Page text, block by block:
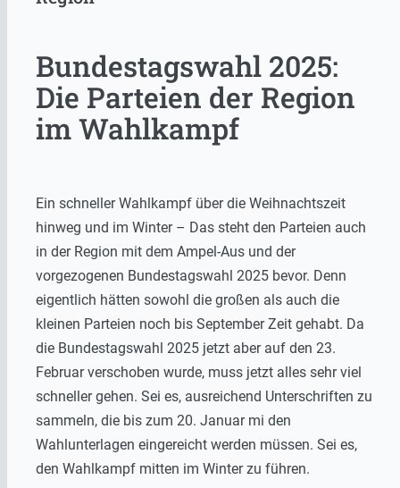
Bundestagswahl 2025:
Die Parteien der Region
im Wahlkampf
Ein schneller Wahlkampf über die Weihnachtszeit
hinweg und im Winter – Das steht den Parteien auch
in der Region mit dem Ampel-Aus und der
vorgezogenen Bundestagswahl 2025 bevor. Denn
eigentlich hätten sowohl die großen als auch die
kleinen Parteien noch bis September Zeit gehabt. Da
die Bundestagswahl 2025 jetzt aber auf den 23.
Februar verschoben wurde, muss jetzt alles sehr viel
schneller gehen. Sei es, ausreichend Unterschriften zu
sammeln, die bis zum 20. Januar mi den
Wahlunterlagen eingereicht werden müssen. Sei es,
den Wahlkampf mitten im Winter zu führen.